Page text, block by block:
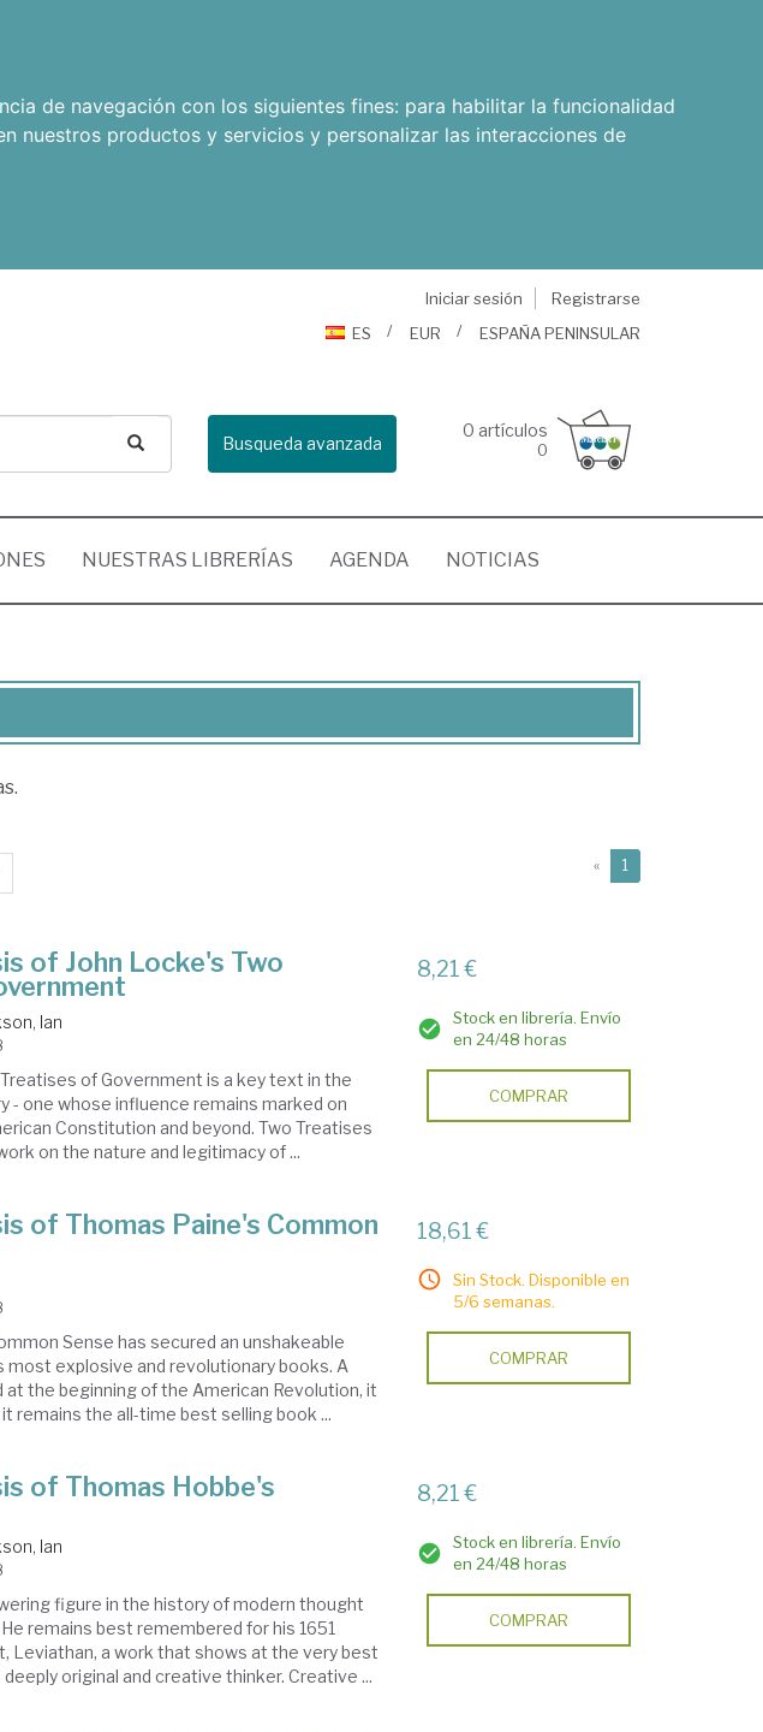
de navegación con los siguientes fines: para habilitar la funcionalidad
nuestros productos y servicios y personalizar las interacciones de
Iniciar sesión
Registrarse
ES
EUR ESPAÑA PENINSULAR
Busqueda avanzada
0 artículos
0
NUESTRAS LIBRERÍAS AGENDA NOTICIAS
« 1
of John Locke's Two
Ian
of Government is a key text in the
- one whose influence remains marked on
Constitution and beyond. Two Treatises
on the nature and legitimacy of ...
8,21 €
Stock en librería. Envío
en 24/48 horas
COMPRAR
of Thomas Paine's Common
Sense has secured an unshakeable
most explosive and revolutionary books. A
at the beginning of the American Revolution, it
remains the all-time best selling book ...
18,61 €
Sin Stock. Disponible en
5/6 semanas.
COMPRAR
of Thomas Hobbe's
Ian
figure in the history of modern thought
remains best remembered for his 1651
Leviathan, a work that shows at the very best
original and creative thinker. Creative ...
8,21 €
Stock en librería. Envío
en 24/48 horas
COMPRAR